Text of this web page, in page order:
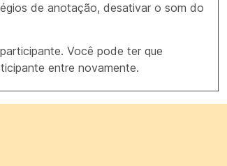
de anotação, desativar o som do
Você pode ter que
entre novamente.